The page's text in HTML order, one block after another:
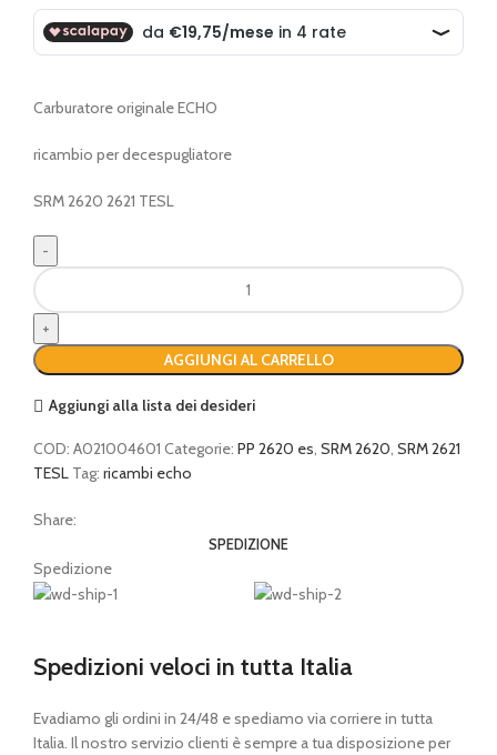
Carburatore originale ECHO
ricambio per decespugliatore
SRM 2620 2621 TESL
Carburatore
quantità
AGGIUNGI AL CARRELLO
Aggiungi alla lista dei desideri
COD: A021004601 Categorie: PP 2620 es SRM 2620 SRM 2621
TESL Tag: ricambi echo
Share:
SPEDIZIONE
Spedizione
Spedizioni veloci in tutta Italia
Evadiamo gli ordini in 24/48 e spediamo via corriere in tutta
Italia. Il nostro servizio clienti è sempre a tua disposizione per